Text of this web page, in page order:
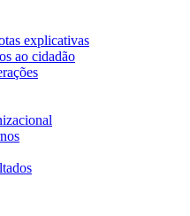
explicativas
ao cidadão